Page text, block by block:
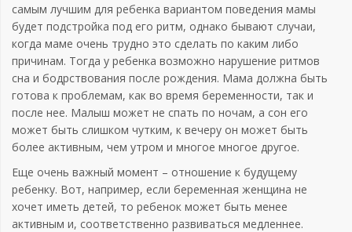
самым лучшим для ребенка вариантом поведения мамы
будет подстройка под его ритм, однако бывают случаи,
когда маме очень трудно это сделать по каким либо
причинам. Тогда у ребенка возможно нарушение ритмов
сна и бодрствования после рождения. Мама должна быть
готова к проблемам, как во время беременности, так и
после нее. Малыш может не спать по ночам, а сон его
может быть слишком чутким, к вечеру он может быть
более активным, чем утром и многое многое другое.
Еще очень важный момент – отношение к будущему
ребенку. Вот, например, если беременная женщина не
хочет иметь детей, то ребенок может быть менее
активным и, соответственно развиваться медленнее.